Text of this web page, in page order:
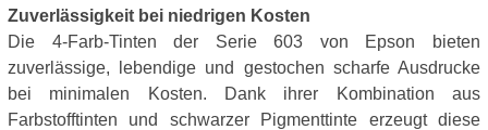
Zuverlässigkeit bei niedrigen Kosten
Die 4-Farb-Tinten der Serie 603 von Epson bieten
zuverlässige, lebendige und gestochen scharfe Ausdrucke
bei minimalen Kosten. Dank ihrer Kombination aus
Farbstofftinten und schwarzer Pigmenttinte erzeugt diese